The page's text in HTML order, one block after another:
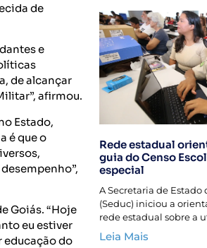
de
e
de alcançar
afirmou.
Estado,
é que o
Goiás. “Hoje
eu estiver
educação do
Rede estadual
guia do Censo
especial
A Secretaria de Estado
(Seduc) iniciou a
rede estadual sobre a
Leia Mais